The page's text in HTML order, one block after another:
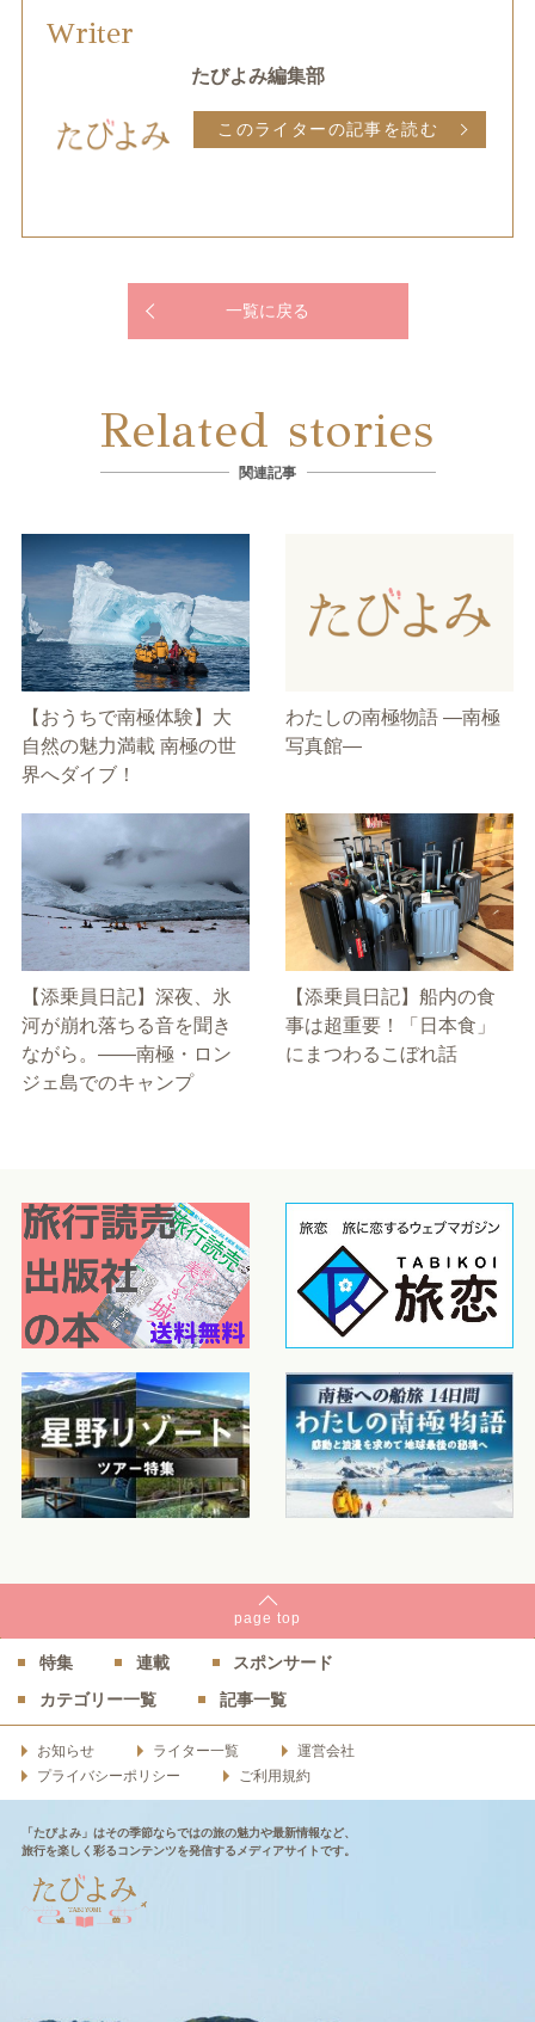
Writer
たびよみ編集部
このライターの記事を読む
一覧に戻る
Related stories
関連記事
【おうちで南極体験】大
自然の魅力満載 南極の世
界へダイブ！
わたしの南極物語 ―南極
写真館―
【添乗員日記】深夜、氷
河が崩れ落ちる音を聞き
ながら。――南極・ロン
ジェ島でのキャンプ
【添乗員日記】船内の食
事は超重要！「日本食」
にまつわるこぼれ話
page top
特集 連載
スポンサード
カテゴリー一覧
記事一覧
お知らせ ライター一覧
運営会社
プライバシーポリシー
ご利用規約
「たびよみ」はその季節ならではの旅の魅力や最新情報など、
旅行を楽しく彩るコンテンツを発信するメディアサイトです。